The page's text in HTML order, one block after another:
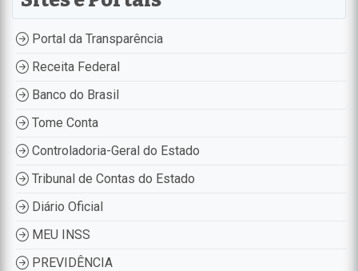
Portal da Transparência
Receita Federal
Banco do Brasil
Tome Conta
Controladoria-Geral do Estado
Tribunal de Contas do Estado
Diário Oficial
MEU INSS
PREVIDÊNCIA